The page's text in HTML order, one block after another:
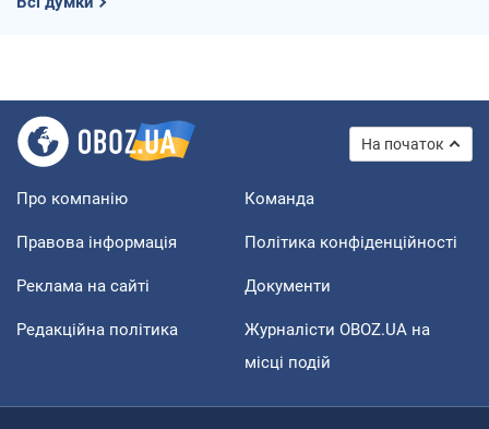
На початок
Про компанію Команда
Правова інформація Політика конфіденційності
Реклама на сайті Документи
Редакційна політика
Журналісти OBOZ.UA на
місці подій